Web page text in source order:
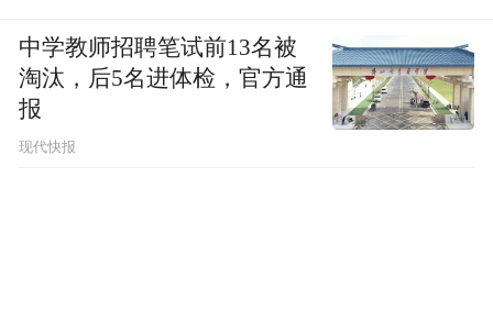
中学教师招聘笔试前13名被
淘汰，后5名进体检，官方通
报
现代快报